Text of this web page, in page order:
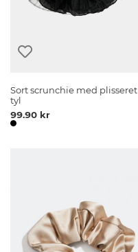
Sort scrunchie med plisseret
tyl
99.90 kr